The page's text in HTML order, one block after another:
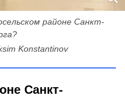
районе Санкт-
Konstantinov
Санкт-